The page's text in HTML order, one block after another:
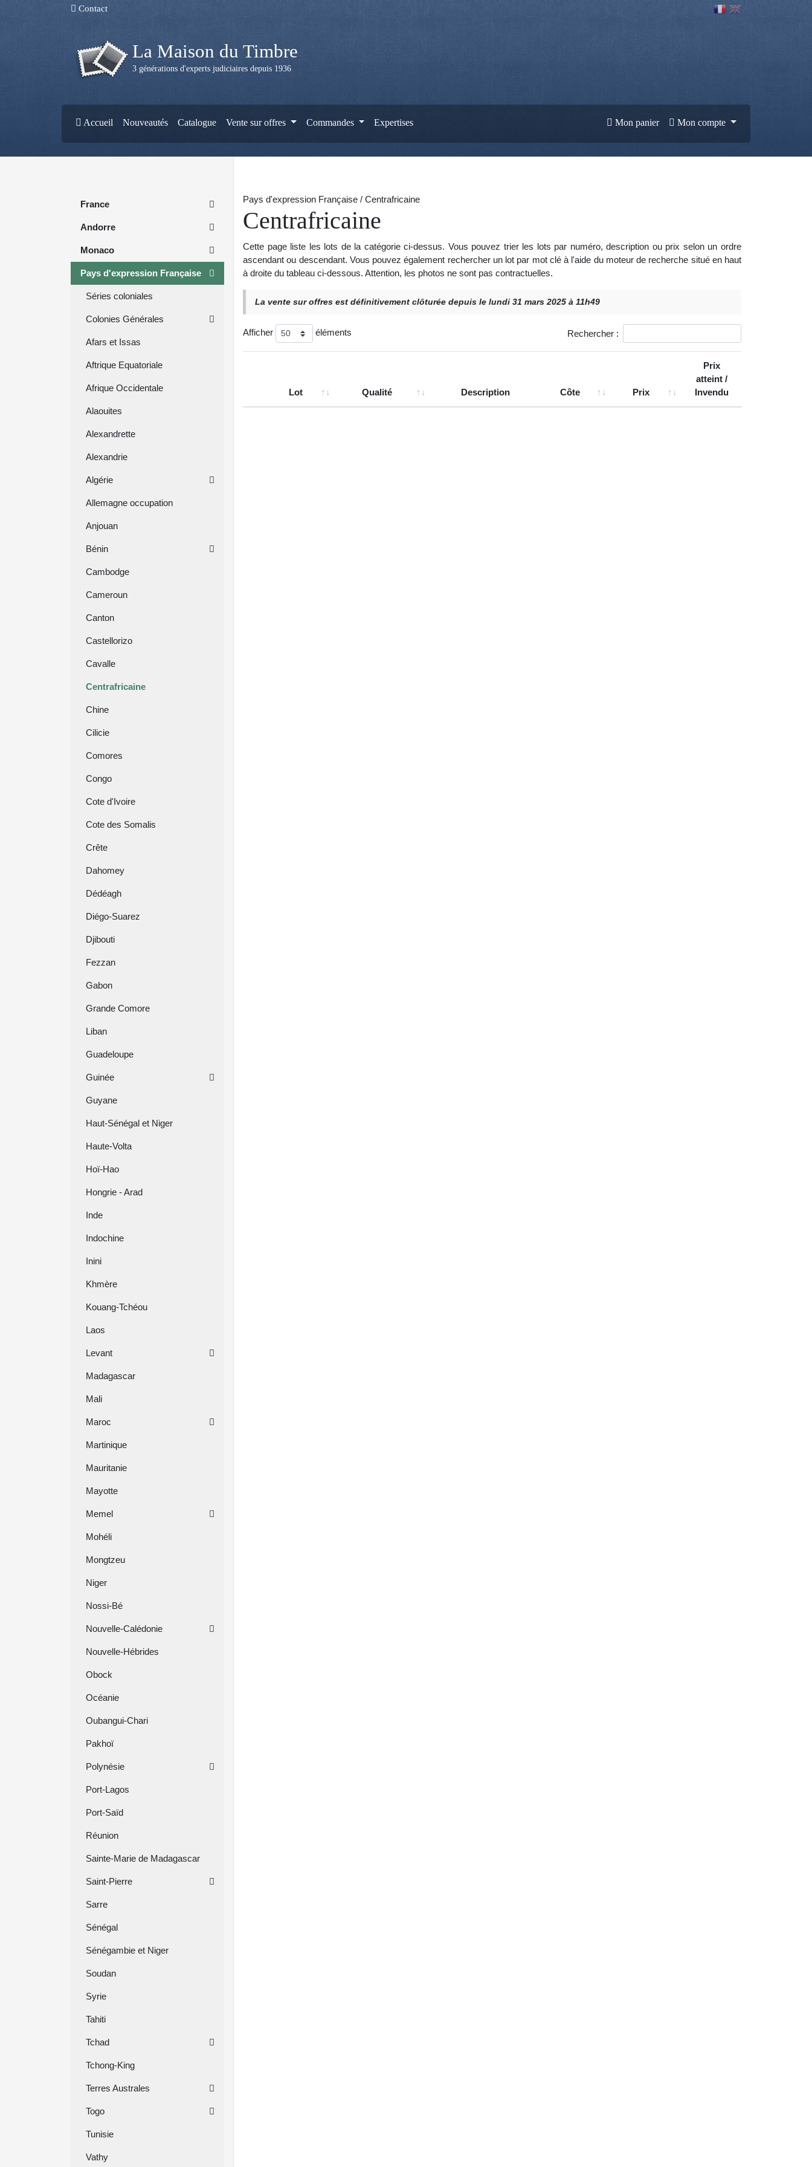
Contact
La Maison du Timbre
3 générations d'experts judiciaires depuis 1936
Accueil Nouveautés Catalogue Vente sur offres Commandes Expertises Mon panier Mon compte
France
Andorre
Monaco
Pays d'expression Française
Séries coloniales
Colonies Générales
Afars et Issas
Aftrique Equatoriale
Afrique Occidentale
Alaouites
Alexandrette
Alexandrie
Algérie
Allemagne occupation
Anjouan
Bénin
Cambodge
Cameroun
Canton
Castellorizo
Cavalle
Centrafricaine
Chine
Cilicie
Comores
Congo
Cote d'Ivoire
Cote des Somalis
Crête
Dahomey
Dédéagh
Diégo-Suarez
Djibouti
Fezzan
Gabon
Grande Comore
Liban
Guadeloupe
Guinée
Guyane
Haut-Sénégal et Niger
Haute-Volta
Hoï-Hao
Hongrie - Arad
Inde
Indochine
Inini
Khmère
Kouang-Tchéou
Laos
Levant
Madagascar
Mali
Maroc
Martinique
Mauritanie
Mayotte
Memel
Mohéli
Mongtzeu
Niger
Nossi-Bé
Nouvelle-Calédonie
Nouvelle-Hébrides
Obock
Océanie
Oubangui-Chari
Pakhoï
Polynésie
Port-Lagos
Port-Saïd
Réunion
Sainte-Marie de Madagascar
Saint-Pierre
Sarre
Sénégal
Sénégambie et Niger
Soudan
Syrie
Tahiti
Tchad
Tchong-King
Terres Australes
Togo
Tunisie
Vathy
Pays d'expression Française / Centrafricaine
Centrafricaine
Cette page liste les lots de la catégorie ci-dessus. Vous pouvez trier les lots par numéro, description ou prix selon un ordre
ascendant ou descendant. Vous pouvez également rechercher un lot par mot clé à l'aide du moteur de recherche situé en haut
à droite du tableau ci-dessous. Attention, les photos ne sont pas contractuelles.
La vente sur offres est définitivement clôturée depuis le lundi 31 mars 2025 à 11h49
Afficher éléments Rechercher :
Lot Qualité Description Côte Prix
Prix
atteint /
Invendu